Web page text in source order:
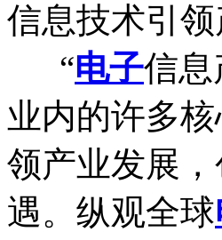
信息技术引
“电子信息
业内的许多
领产业发展
遇。纵观全球